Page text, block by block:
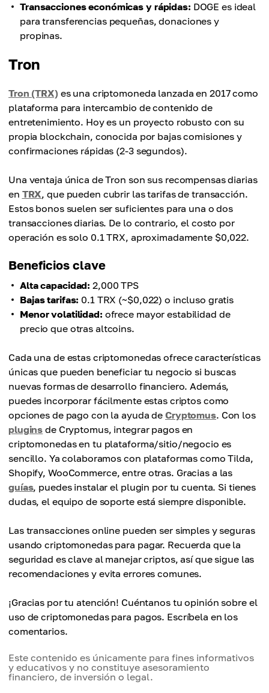
Transacciones económicas y rápidas: DOGE es ideal
para transferencias pequeñas, donaciones y
propinas.
Tron
Tron (TRX) es una criptomoneda lanzada en 2017 como
plataforma para intercambio de contenido de
entretenimiento. Hoy es un proyecto robusto con su
propia blockchain, conocida por bajas comisiones y
confirmaciones rápidas (2-3 segundos).
Una ventaja única de Tron son sus recompensas diarias
en TRX, que pueden cubrir las tarifas de transacción.
Estos bonos suelen ser suficientes para una o dos
transacciones diarias. De lo contrario, el costo por
operación es solo 0.1 TRX, aproximadamente $0,022.
Beneficios clave
Alta capacidad: 2,000 TPS
Bajas tarifas: 0.1 TRX (~$0,022) o incluso gratis
Menor volatilidad: ofrece mayor estabilidad de
precio que otras altcoins.
Cada una de estas criptomonedas ofrece características
únicas que pueden beneficiar tu negocio si buscas
nuevas formas de desarrollo financiero. Además,
puedes incorporar fácilmente estas criptos como
opciones de pago con la ayuda deCryptomus. Con los
plugins de Cryptomus, integrar pagos en
criptomonedas en tu plataforma/sitio/negocio es
sencillo. Ya colaboramos con plataformas como Tilda,
Shopify, WooCommerce, entre otras. Gracias a las
guías, puedes instalar el plugin por tu cuenta. Si tienes
dudas, el equipo de soporte está siempre disponible.
Las transacciones online pueden ser simples y seguras
usando criptomonedas para pagar. Recuerda que la
seguridad es clave al manejar criptos, así que sigue las
recomendaciones y evita errores comunes.
¡Gracias por tu atención! Cuéntanos tu opinión sobre el
uso de criptomonedas para pagos. Escríbela en los
comentarios.
Este contenido es únicamente para fines informativos
y educativos y no constituye asesoramiento
financiero, de inversión o legal.